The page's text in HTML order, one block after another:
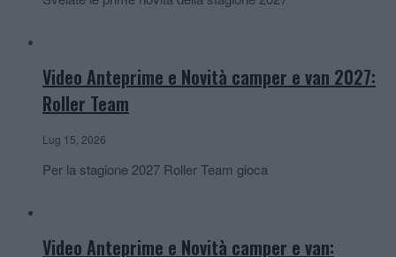
Video Anteprime e Novità camper e van 2027:
Roller Team
Lug 15, 2026
Per la stagione 2027 Roller Team gioca
Video Anteprime e Novità camper e van: